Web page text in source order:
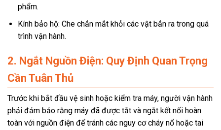
phẩm.
Kính bảo hộ: Che chắn mắt khỏi các vật bắn ra trong quá
trình vận hành.
2. Ngắt Nguồn Điện: Quy Định Quan Trọng
Cần Tuân Thủ
Trước khi bắt đầu vệ sinh hoặc kiểm tra máy, người vận hành
phải đảm bảo rằng máy đã được tắt và ngắt kết nối hoàn
toàn với nguồn điện để tránh các nguy cơ cháy nổ hoặc tai